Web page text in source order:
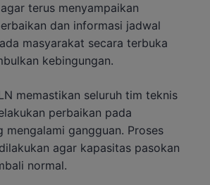
terus menyampaikan
dan informasi jadwal
masyarakat secara terbuka
kebingungan.
memastikan seluruh tim teknis
perbaikan pada
mengalami gangguan. Proses
agar kapasitas pasokan
normal.